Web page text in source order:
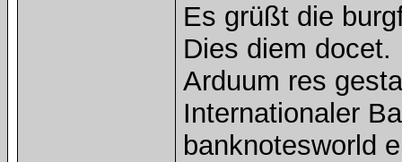
Es grüßt die
Dies diem docet.
Arduum res
Internationaler
banknotesworld